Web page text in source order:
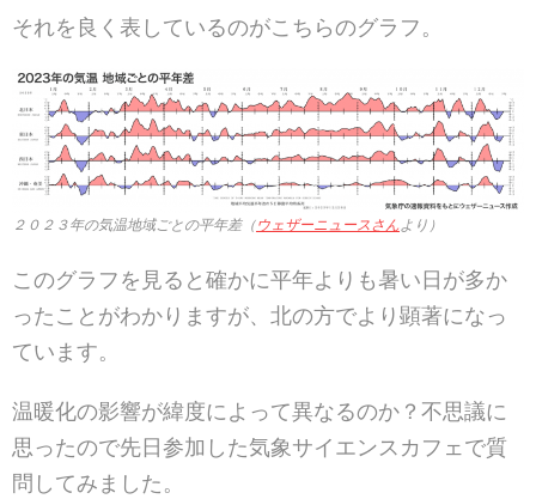
それを良く表しているのがこちらのグラフ。
２０２３年の気温地域ごとの平年差（ウェザーニュースさんより）
このグラフを見ると確かに平年よりも暑い日が多か
ったことがわかりますが、北の方でより顕著になっ
ています。
温暖化の影響が緯度によって異なるのか？不思議に
思ったので先日参加した気象サイエンスカフェで質
問してみました。